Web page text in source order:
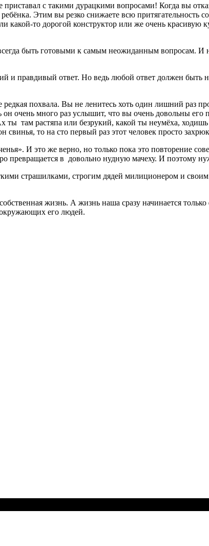
с такими дурацкими вопросами! Когда вы
Этим вы резко снижаете всю притягательность
какой-то дорогой конструктор или же очень
быть готовыми к самым неожиданным вопросам. И
и правдивый ответ. Но ведь любой ответ должен
похвала. Вы не ленитесь хоть один лишний раз
много раз услышит, что вы очень довольны его
ты там растяпа или безрукий, какой ты неумёха,
то на сто первый раз этот человек просто
И это же верно, но только пока это повторение
в довольно нудную мачеху. И поэтому
страшилками, строгим дядей милиционером и
жизнь. А жизнь наша сразу начинается только
его людей.